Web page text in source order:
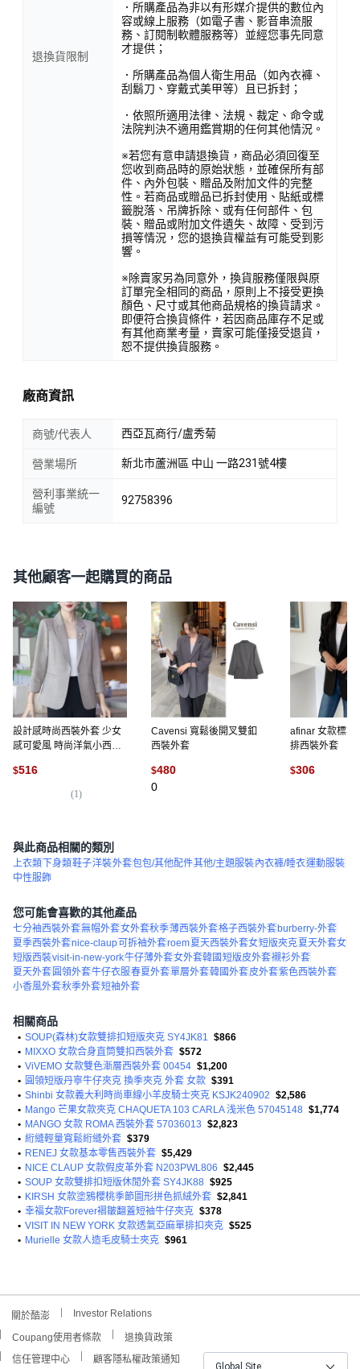
退換貨限制
．所購產品為非以有形媒介提供的數位內
容或線上服務（如電子書、影音串流服
務、訂閱制軟體服務等）並經您事先同意
才提供；
．所購產品為個人衛生用品（如內衣褲、
刮鬍刀、穿戴式美甲等）且已拆封；
．依照所適用法律、法規、裁定、命令或
法院判決不適用鑑賞期的任何其他情況。
※若您有意申請退換貨，商品必須回復至
您收到商品時的原始狀態，並確保所有部
件、內外包裝、贈品及附加文件的完整
性。若商品或贈品已拆封使用、貼紙或標
籤脫落、吊牌拆除、或有任何部件、包
裝、贈品或附加文件遺失、故障、受到污
損等情況，您的退換貨權益有可能受到影
響。
※除賣家另為同意外，換貨服務僅限與原
訂單完全相同的商品，原則上不接受更換
顏色、尺寸或其他商品規格的換貨請求。
即便符合換貨條件，若因商品庫存不足或
有其他商業考量，賣家可能僅接受退貨，
恕不提供換貨服務。
廠商資訊
商號/代表人 西亞瓦商行/盧秀菊
營業場所 新北市蘆洲區 中山 一路231號4樓
營利事業統一
編號
92758396
其他顧客一起購買的商品
設計感時尚西裝外套 少女
感可愛風 時尚洋氣小西服
$516
(1)
Cavensi 寬鬆後開叉雙釦
西裝外套
$480
0
afinar 女款標準
排西裝外套
$306
與此商品相關的類別
上衣類下身類鞋子洋裝外套包包/其他配件其他/主題服裝內衣褲/睡衣運動服裝
中性服飾
您可能會喜歡的其他產品
七分袖西裝外套無帽外套女外套秋季薄西裝外套格子西裝外套burberry-外套
夏季西裝外套nice-claup可拆袖外套roem夏天西裝外套女短版夾克夏天外套女
短版西裝visit-in-new-york牛仔薄外套女外套韓國 短版皮外套襯衫外套
夏天外套 圓領外套牛仔衣服春夏外套單層外套韓國外套皮外套紫色西裝外套
小香風外套秋季外套短袖外套
相關商品
• SOUP(森林)女款雙排扣短版夾克 SY4JK81
$866
• MIXXO 女款合身直筒雙扣西裝外套 $572
• ViVEMO 女款雙色漸層西裝外套 00454 $1,200
• 圓領短版丹寧牛仔夾克 換季夾克 外套 女款 $391
• Shinbi 女款義大利時尚車線小羊皮騎士夾克 KSJK240902 $2,586
• Mango 芒果女款夾克 CHAQUETA 103 CARLA 浅米色 57045148 $1,774
• MANGO 女款 ROMA 西裝外套 57036013 $2,823
• 絎縫輕量寬鬆絎縫外套 $379
• RENEJ 女款基本零售西裝外套 $5,429
• NICE CLAUP 女款假皮革外套 N203PWL806 $2,445
• SOUP 女款雙排扣短版休閒外套 SY4JK88 $925
• KIRSH 女款塗鴉櫻桃季節圖形拼色抓絨外套 $2,841
• 幸福女款Forever褶皺翻蓋短袖牛仔夾克 $378
• VISIT IN NEW YORK 女款透氣亞麻單排扣夾克 $525
• Murielle 女款人造毛皮騎士夾克 $961
關於酷澎 Investor Relations
Coupang使用者條款
退換貨政策
信任管理中心
顧客隱私權政策通知
Global Site